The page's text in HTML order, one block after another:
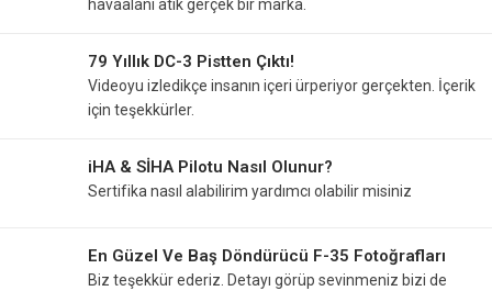
havaalanı atık gerçek bir marka.
79 Yıllık DC-3 Pistten Çıktı!
Videoyu izledikçe insanın içeri ürperiyor gerçekten. İçerik
için teşekkürler.
iHA & SİHA Pilotu Nasıl Olunur?
Sertifika nasıl alabilirim yardımcı olabilir misiniz
En Güzel Ve Baş Döndürücü F-35 Fotoğrafları
Biz teşekkür ederiz. Detayı görüp sevinmeniz bizi de